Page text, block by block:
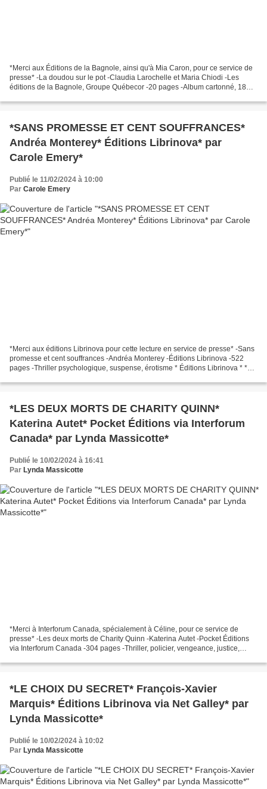
*Merci aux Éditions de la Bagnole, ainsi qu'à Mia Caron, pour ce service de
presse* -La doudou sur le pot -Claudia Larochelle et Maria Chiodi -Les
éditions de la Bagnole, Groupe Québecor -20 pages -Album cartonné, 18
*SANS PROMESSE ET CENT SOUFFRANCES*
Andréa Monterey* Éditions Librinova* par
Carole Emery*
Publié le 11/02/2024 à 10:00
Par Carole Emery
*Merci aux éditions Librinova pour cette lecture en service de presse* -Sans
promesse et cent souffrances -Andréa Monterey -Éditions Librinova -522
pages -Thriller psychologique, suspense, érotisme * Éditions Librinova * *
*LES DEUX MORTS DE CHARITY QUINN*
Katerina Autet* Pocket Éditions via Interforum
Canada* par Lynda Massicotte*
Publié le 10/02/2024 à 16:41
Par Lynda Massicotte
*Merci à Interforum Canada, spécialement à Céline, pour ce service de
presse* -Les deux morts de Charity Quinn -Katerina Autet -Pocket Éditions
via Interforum Canada -304 pages -Thriller, policier, vengeance, justice,
*LE CHOIX DU SECRET* François-Xavier
Marquis* Éditions Librinova via Net Galley* par
Lynda Massicotte*
Publié le 10/02/2024 à 10:02
Par Lynda Massicotte